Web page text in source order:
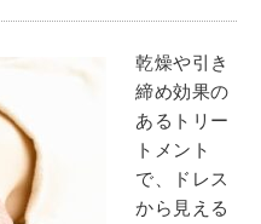
乾燥や引き
締め効果の
あるトリー
トメント
で、ドレス
から見える